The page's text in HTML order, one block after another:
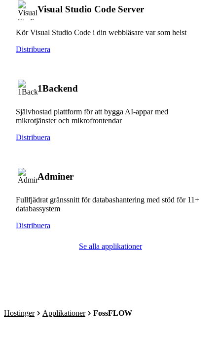
Visual Studio Code Server
Kör Visual Studio Code i din webbläsare var som helst
Distribuera
1Backend
Självhostad plattform för att bygga AI-appar med
mikrotjänster och mikrofrontendar
Distribuera
Adminer
Fullfjädrat gränssnitt för databashantering med stöd för 11+
databassystem
Distribuera
Se alla applikationer
Hostinger Applikationer FossFLOW